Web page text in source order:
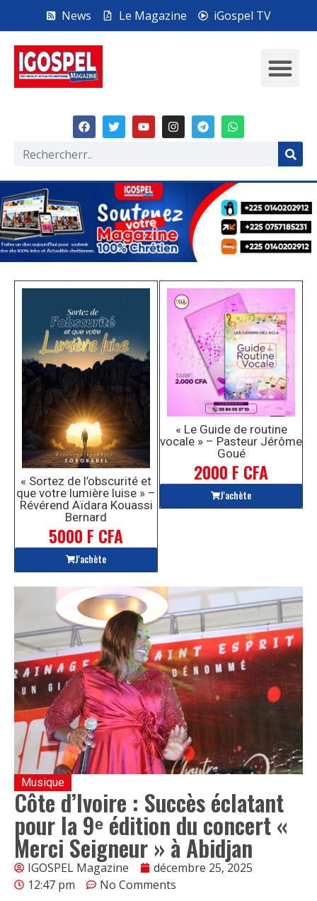
News Le Magazine iGospel TV
« Sortez de l’obscurité et
que votre lumière luise » –
Révérend Aïdara Kouassi
Bernard
5000 F CFA
J'achète
« Le Guide de routine
vocale » – Pasteur Jérôme
Goué
2000 F CFA
J'achète
Musique
Côte d’Ivoire : Succès éclatant
pour la 9ᵉ édition du concert «
Merci Seigneur » à Abidjan
IGOSPEL Magazine
décembre 25, 2025
12:47 pm
No Comments